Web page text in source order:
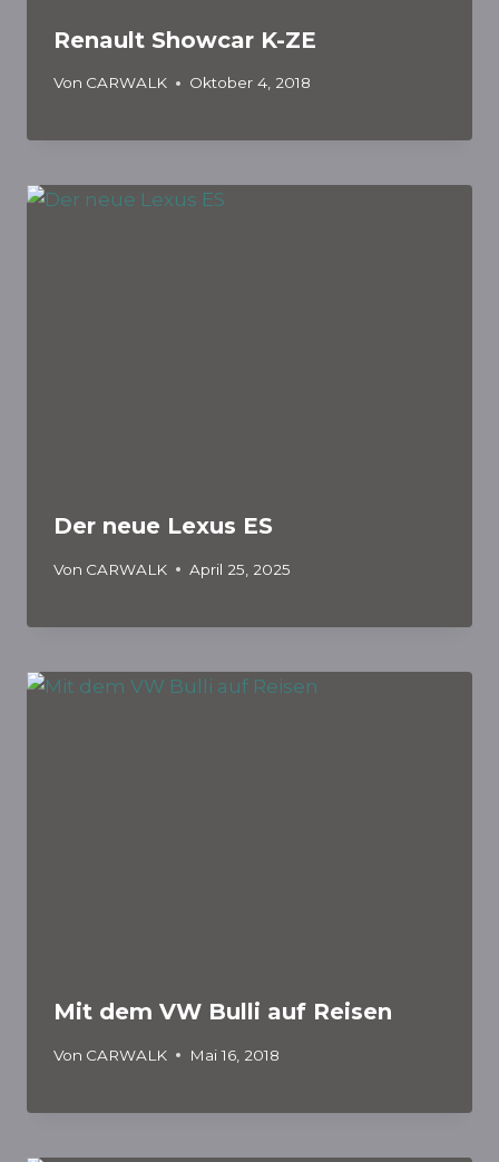
Renault Showcar K-ZE
Von CARWALK Oktober 4, 2018
Der neue Lexus ES
Von CARWALK April 25, 2025
Mit dem VW Bulli auf Reisen
Von CARWALK Mai 16, 2018